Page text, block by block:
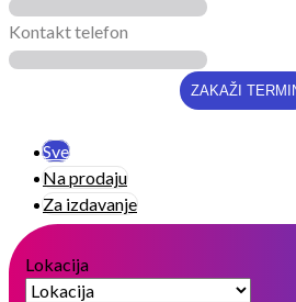
Kontakt telefon
Sve
Na prodaju
Za izdavanje
Lokacija